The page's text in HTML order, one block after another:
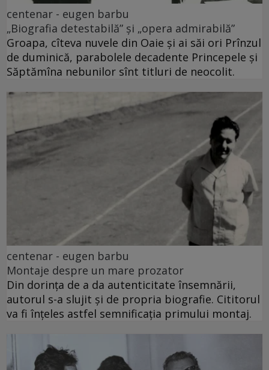
centenar - eugen barbu
„Biografia detestabilă” și „opera admirabilă”
Groapa, cîteva nuvele din Oaie și ai săi ori Prînzul
de duminică, parabolele decadente Princepele și
Săptămîna nebunilor sînt titluri de neocolit.
centenar - eugen barbu
Montaje despre un mare prozator
Din dorința de a da autenticitate însemnării,
autorul s-a slujit și de propria biografie. Cititorul
va fi înțeles astfel semnificația primului montaj.